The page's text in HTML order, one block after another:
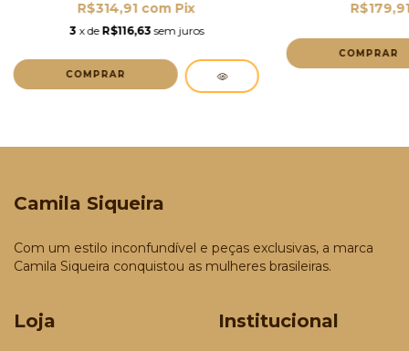
R$314,91 com Pix
3 x de R$116,63 sem juros
COMPRAR
COMPRAR
Camila Siqueira
Com um estilo inconfundível e peças exclusivas, a marca
Camila Siqueira conquistou as mulheres brasileiras.
Loja Institucional